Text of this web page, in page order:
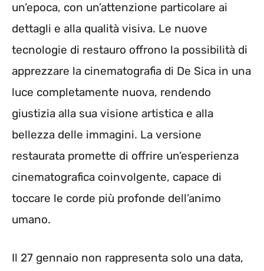
un’epoca, con un’attenzione particolare ai
dettagli e alla qualità visiva. Le nuove
tecnologie di restauro offrono la possibilità di
apprezzare la cinematografia di De Sica in una
luce completamente nuova, rendendo
giustizia alla sua visione artistica e alla
bellezza delle immagini. La versione
restaurata promette di offrire un’esperienza
cinematografica coinvolgente, capace di
toccare le corde più profonde dell’animo
umano.
Il 27 gennaio non rappresenta solo una data,